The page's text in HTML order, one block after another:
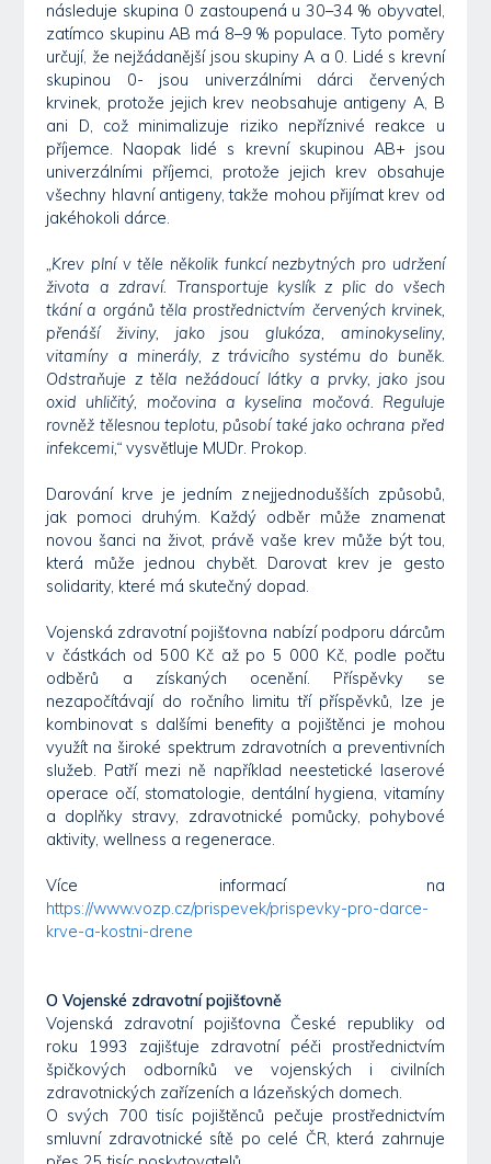
následuje skupina 0 zastoupená u 30–34 % obyvatel,
zatímco skupinu AB má 8–9 % populace. Tyto poměry
určují, že nejžádanější jsou skupiny A a 0. Lidé s krevní
skupinou 0- jsou univerzálními dárci červených
krvinek, protože jejich krev neobsahuje antigeny A, B
ani D, což minimalizuje riziko nepříznivé reakce u
příjemce. Naopak lidé s krevní skupinou AB+ jsou
univerzálními příjemci, protože jejich krev obsahuje
všechny hlavní antigeny, takže mohou přijímat krev od
jakéhokoli dárce.
„Krev plní v těle několik funkcí nezbytných pro udržení
života a zdraví. Transportuje kyslík z plic do všech
tkání a orgánů těla prostřednictvím červených krvinek,
přenáší živiny, jako jsou glukóza, aminokyseliny,
vitamíny a minerály, z trávicího systému do buněk.
Odstraňuje z těla nežádoucí látky a prvky, jako jsou
oxid uhličitý, močovina a kyselina močová. Reguluje
rovněž tělesnou teplotu, působí také jako ochrana před
infekcemi,“ vysvětluje MUDr. Prokop.
Darování krve je jedním z nejjednodušších způsobů,
jak pomoci druhým. Každý odběr může znamenat
novou šanci na život, právě vaše krev může být tou,
která může jednou chybět. Darovat krev je gesto
solidarity, které má skutečný dopad.
Vojenská zdravotní pojišťovna nabízí podporu dárcům
v částkách od 500 Kč až po 5 000 Kč, podle počtu
odběrů a získaných ocenění. Příspěvky se
nezapočítávají do ročního limitu tří příspěvků, lze je
kombinovat s dalšími benefity a pojištěnci je mohou
využít na široké spektrum zdravotních a preventivních
služeb. Patří mezi ně například neestetické laserové
operace očí, stomatologie, dentální hygiena, vitamíny
a doplňky stravy, zdravotnické pomůcky, pohybové
aktivity, wellness a regenerace.
Více informací na
https://www.vozp.cz/prispevek/prispevky-pro-darce-
krve-a-kostni-drene
O Vojenské zdravotní pojišťovně
Vojenská zdravotní pojišťovna České republiky od
roku 1993 zajišťuje zdravotní péči prostřednictvím
špičkových odborníků ve vojenských i civilních
zdravotnických zařízeních a lázeňských domech.
O svých 700 tisíc pojištěnců pečuje prostřednictvím
smluvní zdravotnické sítě po celé ČR, která zahrnuje